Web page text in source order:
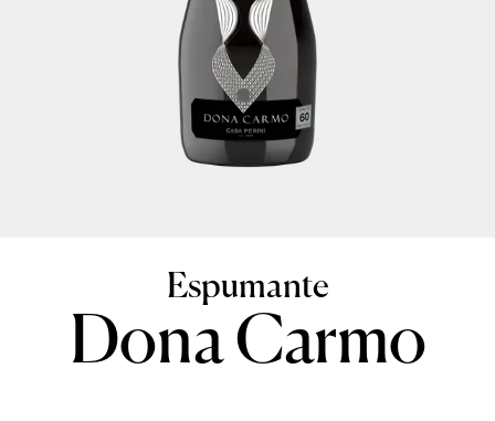
Dona Carmo